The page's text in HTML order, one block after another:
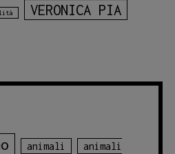
VERONICA PIA
animali animali